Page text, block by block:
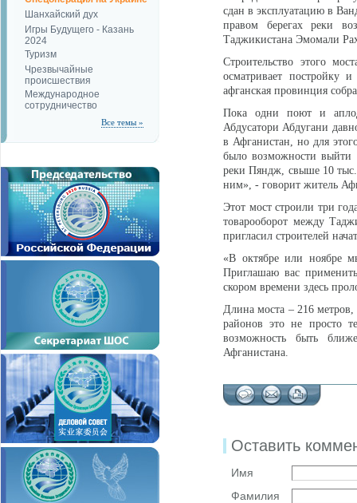
Шанхайский дух
Игры Будущего - Казань
2024
Туризм
Чрезвычайные
происшествия
Международное
сотрудничество
Все темы »
сдан в эксплуатацию в
правом берегах реки
Таджикистана Эмомали
Строительство этого
осматривает постройку
афганская провинция
Пока одни поют и
Абдусатори Абдугани
в Афганистан, но для
было возможности
реки Пяндж, свыше 10
ним», - говорит житель
Этот мост строили три
товарооборот между
пригласил строителей
«В октябре или ноябре
Приглашаю вас
скором времени здесь
Длина моста – 216
районов это не просто
возможность быть
Афганистана.
Оставить
Имя
Фамилия